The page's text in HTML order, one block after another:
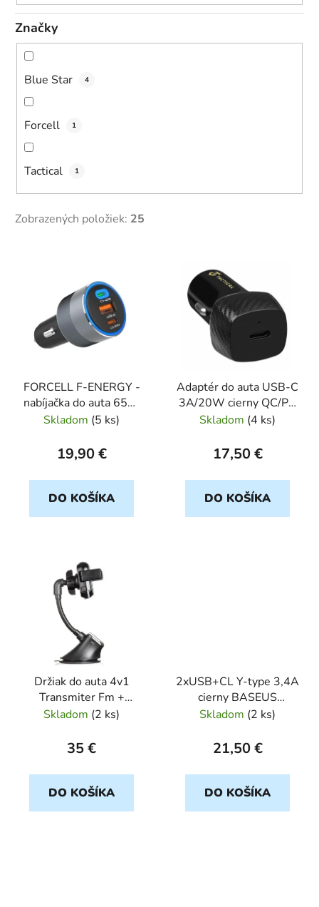
Značky
Blue Star 4
Forcell 1
Tactical 1
Zobrazených položiek: 25
FORCELL F-ENERGY -
nabíjačka do auta 65W
PD+QC4.0+SAM SFC
Skladom (5 ks)
19,90 €
DO KOŠÍKA
Adaptér do auta USB-C
3A/20W cierny QC/PD
cierny TACTICAL
Skladom (4 ks)
17,50 €
DO KOŠÍKA
Držiak do auta 4v1
Transmiter Fm +
Bezdôtová nabíjačka
Mp3Tr-Fm-09, čierny
Skladom (2 ks)
35 €
DO KOŠÍKA
2xUSB+CL Y-type 3,4A
cierny BASEUS
(CL_ADAPT)
Skladom (2 ks)
21,50 €
DO KOŠÍKA